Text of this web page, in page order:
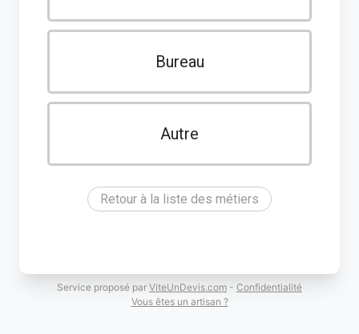
Bureau
Autre
Retour à la liste des métiers
Service proposé par ViteUnDevis.com - Confidentialité
Vous êtes un artisan ?